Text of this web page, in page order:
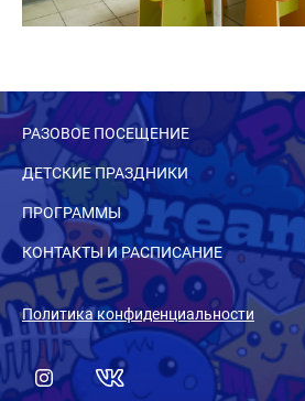
РАЗОВОЕ ПОСЕЩЕНИЕ
ДЕТСКИЕ ПРАЗДНИКИ
ПРОГРАММЫ
КОНТАКТЫ И РАСПИСАНИЕ
Политика конфиденциальности